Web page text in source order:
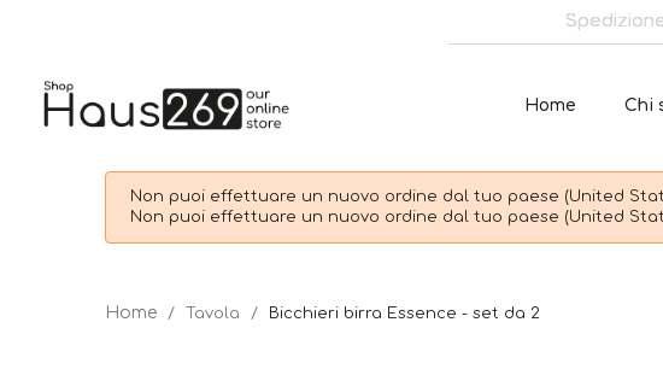
Home Chi
Non puoi effettuare un nuovo ordine dal tuo paese (United
Non puoi effettuare un nuovo ordine dal tuo paese (United
Tavola Bicchieri birra Essence - set da 2